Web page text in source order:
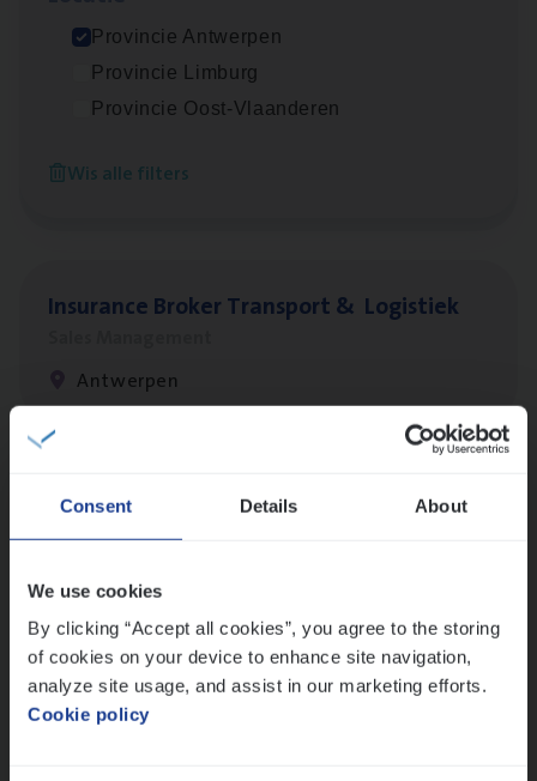
Consent Details About
We use cookies
By clicking “Accept all cookies”, you agree to the storing
of cookies on your device to enhance site navigation,
analyze site usage, and assist in our marketing efforts.
Cookie policy
Provincie Antwerpen
Provincie Limburg
Provincie Oost-Vlaanderen
Wis alle filters
Insu­ran­ce Bro­kerKMO
Antwerpen
Insu­ran­ce Bro­ker Trans­port& Logistiek
Antwerpen
Lees onze verhalen
Meer dan collega’s: hoe Julie en Aurélie elkaar
Mathias houdt van diepgaande dossiers én droge
humor
Thalia zoekt graag oplossingen, in games én op het
werk